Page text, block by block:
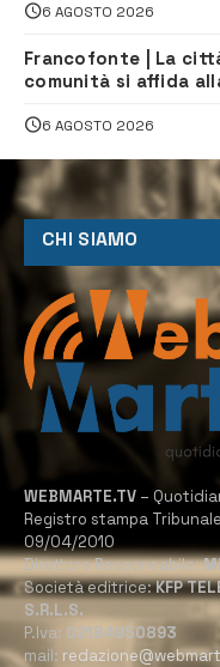
6 AGOSTO 2026
Francofonte | La
comunità si affida
6 AGOSTO 2026
CHI SIAMO
WEBMARTE.TV –
Registro stampa
09/04/2010
Direttore Responsabile:
Società editrice:KFP
S.R.L.S.
P.Iva: 02184950893
mail: